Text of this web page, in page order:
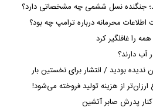
محرمانه درباره ترامپ چه بود؟
را غافلگیر کرد
آب دارند؟
ندیده بودید / انتشار برای نخستین بار
از هزینه تولید فروخته می‌شود!